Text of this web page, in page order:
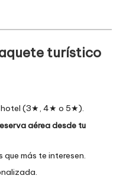
turístico
hotel (3★, 4★ o 5★).
aérea desde tu
más te interesen.